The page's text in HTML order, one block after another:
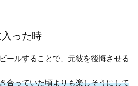
った時
ールすることで、元彼を後悔させる
合っていた頃よりも楽しそうにして